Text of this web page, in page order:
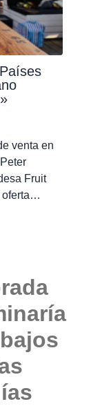
venta en
Fruit
oferta…